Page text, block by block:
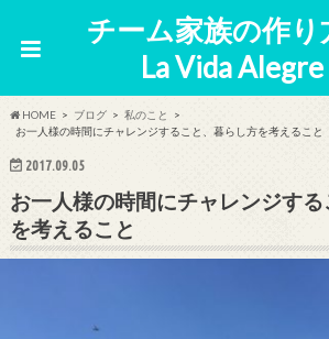
チーム家族の作
La Vida Alegre
HOME ブログ
私のこと
お一人様の時間にチャレンジすること、暮らし方を考えること
2017.09.05
お一人様の時間にチャレンジす
を考えること